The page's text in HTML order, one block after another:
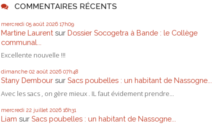
COMMENTAIRES RÉCENTS
mercredi 05 août 2026 17h09
Martine Laurent sur Dossier Socogetra à Bande : le Collège
communal...
Excellente nouvelle !!!
dimanche 02 août 2026 07h48
Stany Dembour sur Sacs poubelles : un habitant de Nassogne...
Avec les sacs , on gère mieux . IL faut évidement prendre...
mercredi 22 juillet 2026 16h31
Liam sur Sacs poubelles : un habitant de Nassogne...